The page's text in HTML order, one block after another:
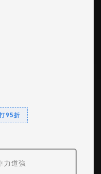
95折
力道強